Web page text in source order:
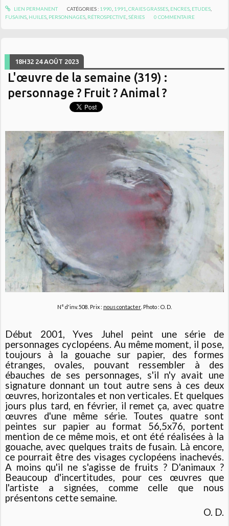
LIEN PERMANENT CATÉGORIES : 1990 1991 CRAIES GRASSES, ENCRES, ETUDES,
FUSAINS HUILES PERSONNAGES RÉTROSPECTIVE ,SÉRIES 0 COMMENTAIRE
18H32 24 AOÛT 2023
L'œuvre de la semaine (319) :
personnage ? Fruit ? Animal ?
N° d'inv. 508. Prix : nous contacter . Photo : O. D.
Début 2001, Yves Juhel peint une série de
personnages cyclopéens. Au même moment, il pose,
toujours à la gouache sur papier, des formes
étranges, ovales, pouvant ressembler à des
ébauches de ses personnages, s'il n'y avait une
signature donnant un tout autre sens à ces deux
œuvres, horizontales et non verticales. Et quelques
jours plus tard, en février, il remet ça, avec quatre
œuvres d'une même série. Toutes quatre sont
peintes sur papier au format 56,5x76, portent
mention de ce même mois, et ont été réalisées à la
gouache, avec quelques traits de fusain. Là encore,
ce pourrait être des visages cyclopéens inachevés.
A moins qu'il ne s'agisse de fruits ? D'animaux ?
Beaucoup d'incertitudes, pour ces œuvres que
l'artiste a signées, comme celle que nous
présentons cette semaine.
O. D.